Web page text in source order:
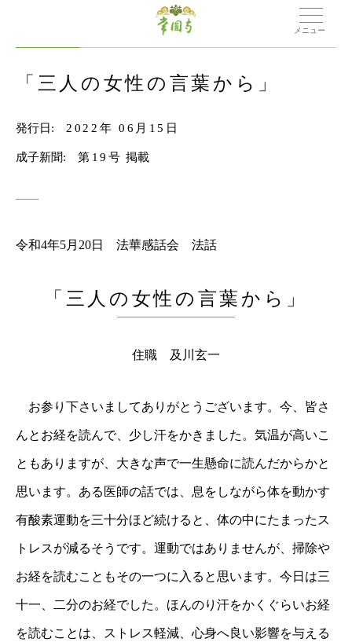
メニュー
「三人の女性の言葉から」
発行日: 2022年 06月15日
成子新聞: 第19号 掲載
令和4年5月20日 法華感話会 法話
「三人の女性の言葉から」
住職 及川玄一
お参り下さいましてありがとうございます。今、皆さ
んとお経を読んで、少し汗をかきました。気温が高いこ
ともありますが、大きな声で一生懸命に読んだからかと
思います。ある医師の話では、息をしながら体を動かす
有酸素運動を三十分ほど続けると、体の中にたまったス
トレスが減るそうです。運動ではありませんが、掃除や
お経を読むこともその一つに入ると思います。今日は三
十一、二分のお経でした。ほんのり汗をかくぐらいお経
を読むことは、ストレス軽減、心身へ良い影響を与える